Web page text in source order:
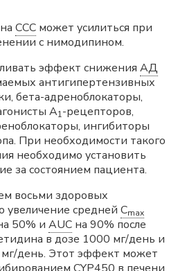
на ССС может усилиться при
с нимодипином.
эффект снижения АД
антигипертензивных
бета-адреноблокаторы,
А1-рецепторов,
ингибиторы
При необходимости такого
необходимо установить
за состоянием пациента.
восьми здоровых
увеличение средней Cmax
50% и AUC на 90% после
в дозе 1000 мг/день и
день. Этот эффект может
CYР450 в печени